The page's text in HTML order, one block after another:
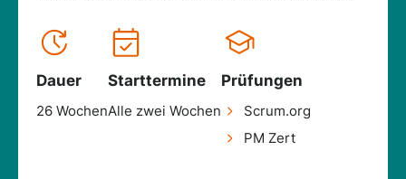
Dauer
26 Wochen
Starttermine
Alle zwei Wochen
Prüfungen
Scrum.org
PM Zert